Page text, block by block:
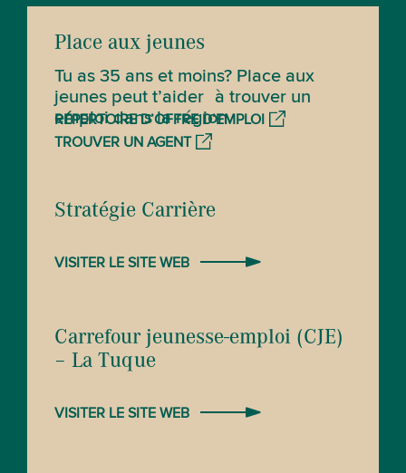
Stratégie Carrière
VISITER LE SITE WEB
Carrefour jeunesse-emploi (CJE)
– La Tuque
VISITER LE SITE WEB
Place aux jeunes
Tu as 35 ans et moins? Place aux
jeunes peut t’aider à trouver un
emploi dans la région.
RÉPERTOIRE D’OFFRE D’EMPLOI
TROUVER UN AGENT